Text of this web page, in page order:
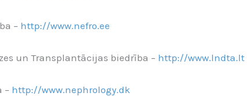
– http://www.nefro.ee
un Transplantācijas biedrība – http://www.lndta.lt
– http://www.nephrology.dk